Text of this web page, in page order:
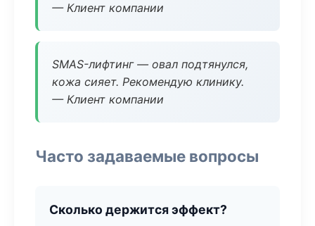
— Клиент компании
SMAS-лифтинг — овал подтянулся,
кожа сияет. Рекомендую клинику.
— Клиент компании
Часто задаваемые вопросы
Сколько держится эффект?